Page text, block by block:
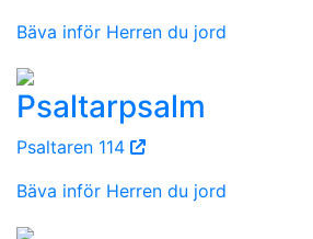
Bäva inför Herren du jord
Psaltarpsalm
Psaltaren 114
Bäva inför Herren du jord